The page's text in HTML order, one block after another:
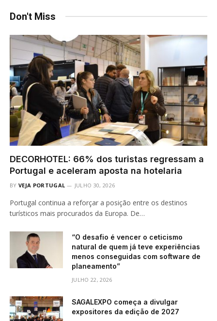
Don't Miss
DECORHOTEL: 66% dos turistas regressam a
Portugal e aceleram aposta na hotelaria
BY VEJA PORTUGAL JULHO 30, 2026
Portugal continua a reforçar a posição entre os destinos
turísticos mais procurados da Europa. De…
“O desafio é vencer o ceticismo
natural de quem já teve experiências
menos conseguidas com software de
planeamento”
JULHO 22, 2026
SAGALEXPO começa a divulgar
expositores da edição de 2027